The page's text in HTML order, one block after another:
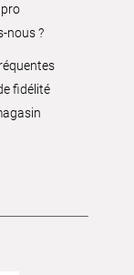
nous ?
fidélité